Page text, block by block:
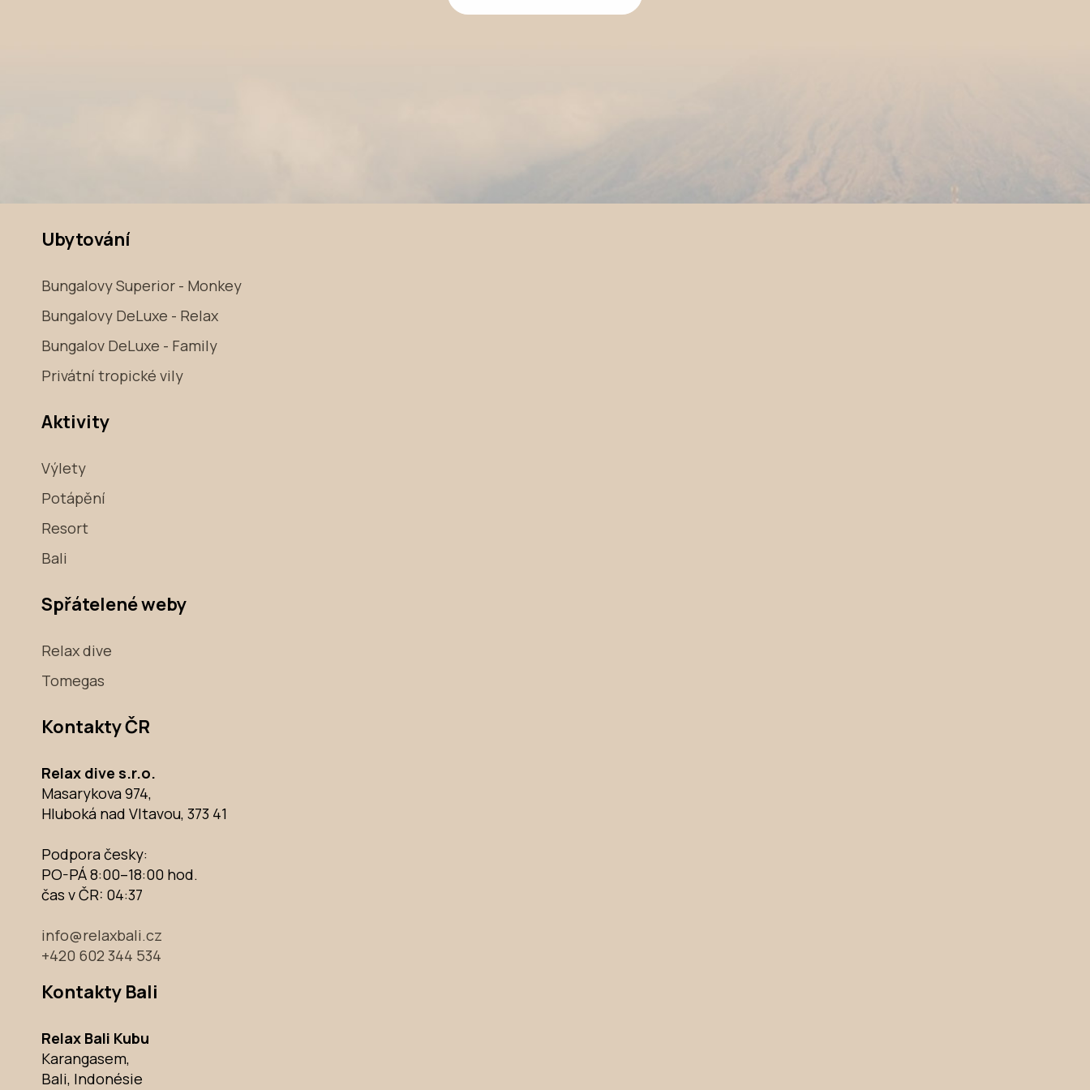
Ubytování
Bungalovy Superior - Monkey
Bungalovy DeLuxe - Relax
Bungalov DeLuxe - Family
Privátní tropické vily
Aktivity
Výlety
Potápění
Resort
Bali
Spřátelené weby
Relax dive
Tomegas
Kontakty ČR
Relax dive s.r.o.
Masarykova 974,
Hluboká nad Vltavou, 373 41
Podpora česky:
PO-PÁ 8:00–18:00 hod.
čas v ČR: 04:37
info@relaxbali.cz
+420 602 344 534
Kontakty Bali
Relax Bali Kubu
Karangasem,
Bali, Indonésie